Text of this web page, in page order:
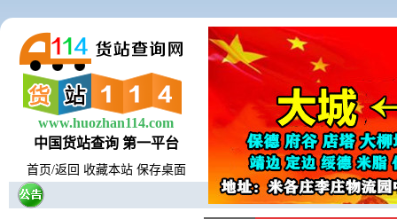
www.huozhan114.com
中国货站查询 第一平台
首页/返回 收藏本站 保存桌面